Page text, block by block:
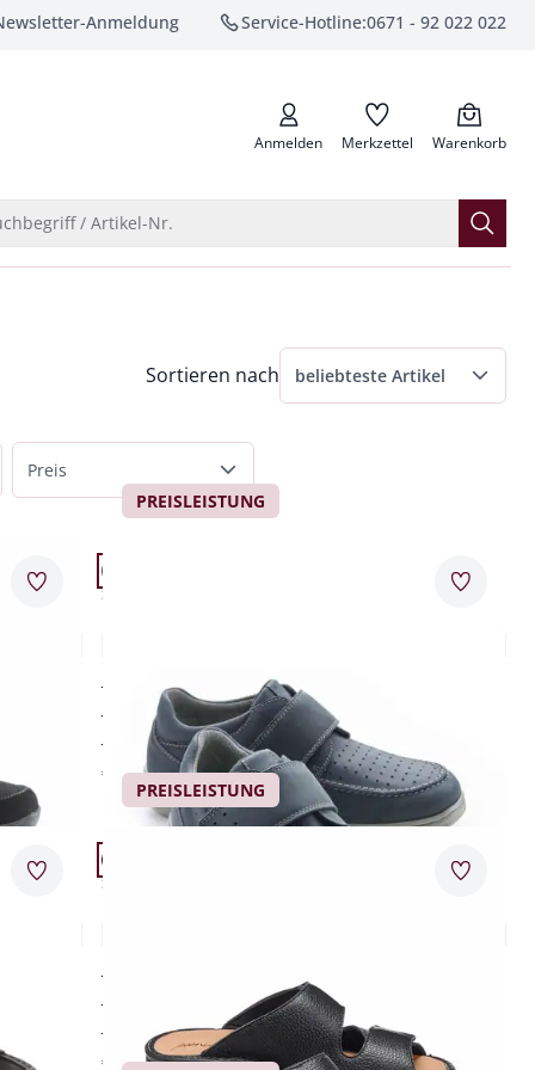
Anmeldung Service-Hotline:0671 - 92 022 022
anrufen
Anmelden Merkzettel Warenkorb
/ Artikel-Nr.
Menü Sortierung: beliebteste Artikel
Sortieren nach beliebteste Artikel
Preis
bis 100 €
Merkzettel
Artikel 3 von 12.
Passform Schuhweite H.
PREISLEISTUNG
Schuhweite H
luftige Klima-Ausstanzungen
optimal anpassbar
stoßdämpfende Sohle
€ 119,00
Merkzettel
Artikel 6 von 12.
Passform Schuhweite H.
PREISLEISTUNG
Schuhweite H
für empfindliche Füße
weit öffnen, bequem einsteigen
perfekte Bodenhaftung
€ 79,95